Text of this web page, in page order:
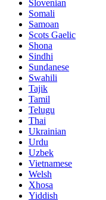
Slovenian
Somali
Samoan
Scots Gaelic
Shona
Sindhi
Sundanese
Swahili
Tajik
Tamil
Telugu
Thai
Ukrainian
Urdu
Uzbek
Vietnamese
Welsh
Xhosa
Yiddish